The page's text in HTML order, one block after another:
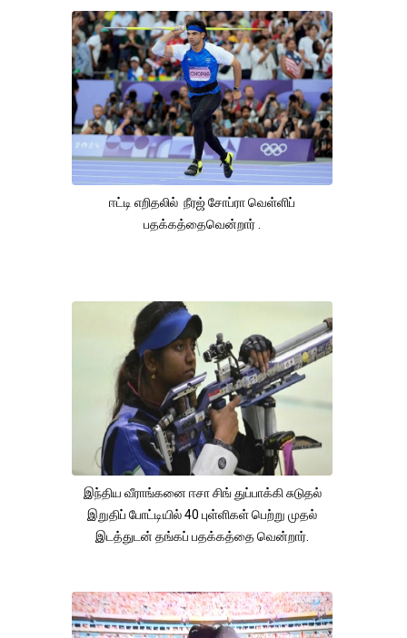
ஈட்டி எறிதலில் நீரஜ் சோப்ரா வெள்ளிப்
பதக்கத்தைவென்றார் .
இந்திய வீராங்கனை ஈசா சிங் துப்பாக்கி சுடுதல்
இறுதிப் போட்டியில் 40 புள்ளிகள் பெற்று முதல்
இடத்துடன் தங்கப் பதக்கத்தை வென்றார்.